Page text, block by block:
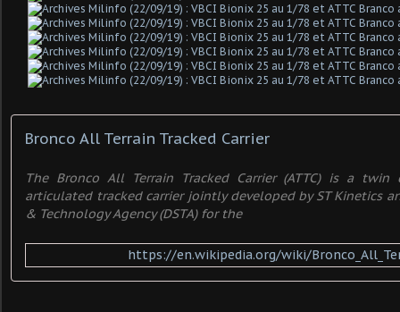
Bronco All Terrain Tracked Carrier
The Bronco All Terrain Tracked Carrier (ATTC) is a twin
articulated tracked carrier jointly developed by ST Kinetics
& Technology Agency (DSTA) for the
https://en.wikipedia.org/wiki/